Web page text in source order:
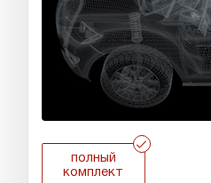
r
полный
комплект